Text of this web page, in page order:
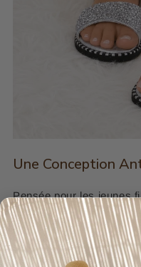
Une Conception
Pensée pour les jeunes
est dotée d'une
la cheville, permettant
sécurisé. La conception
assurent une marche